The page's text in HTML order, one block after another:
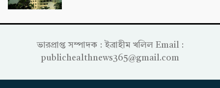
ভারপ্রাপ্ত সম্পাদক : ইব্রাহীম খলিল Email :
publichealthnews365@gmail.com